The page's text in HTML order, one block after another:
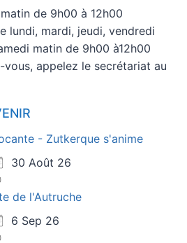
de 9h00 à 12h00
lundi, mardi, jeudi, vendredi
matin de 9h00 à12h00
appelez le secrétariat au
- Zutkerque s'anime
30 Août 26
de l'Autruche
6 Sep 26